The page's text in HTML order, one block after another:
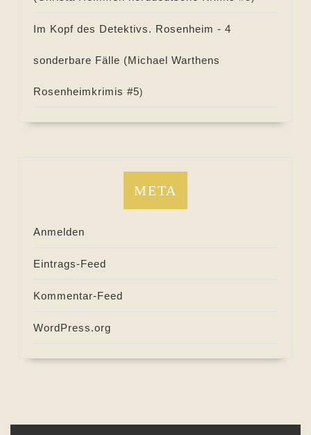
Im Kopf des Detektivs. Rosenheim - 4
sonderbare Fälle (Michael Warthens
Rosenheimkrimis #5)
META
Anmelden
Eintrags-Feed
Kommentar-Feed
WordPress.org